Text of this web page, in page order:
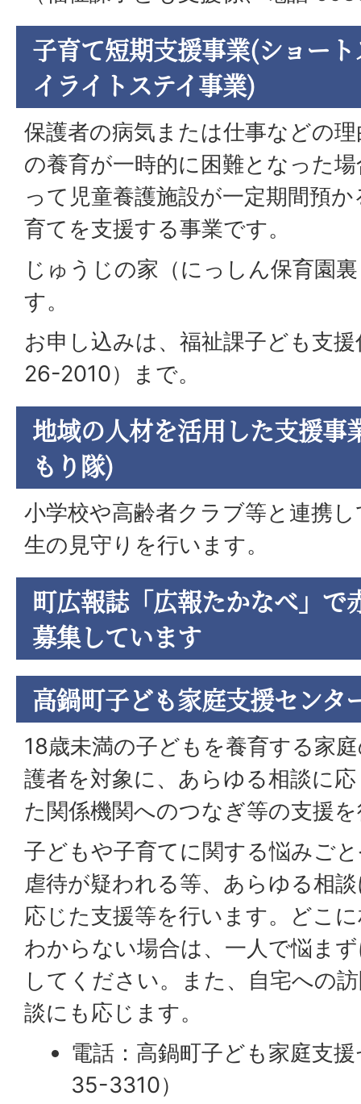
子育て短期支援事業(ショー
イライトステイ事業)
保護者の病気または仕事などの
の養育が一時的に困難となった
って児童養護施設が一定期間預
育てを支援する事業です。
じゅうじの家（にっしん保育園
す。
お申し込みは、福祉課子ども支
26-2010）まで。
地域の人材を活用した支援事
もり隊)
小学校や高齢者クラブ等と連携
生の見守りを行います。
町広報誌「広報たかなべ」で
募集しています
高鍋町子ども家庭支援センタ
18歳未満の子どもを養育する家
護者を対象に、あらゆる相談に
た関係機関へのつなぎ等の支援
子どもや子育てに関する悩みご
虐待が疑われる等、あらゆる相
応じた支援等を行います。どこ
わからない場合は、一人で悩ま
してください。また、自宅への
談にも応じます。
電話：高鍋町子ども家庭支
35-3310）